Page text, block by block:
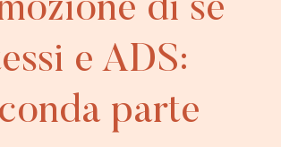
di se
e ADS:
parte